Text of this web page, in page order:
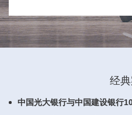
经典
中国光大银行与中国建设银行